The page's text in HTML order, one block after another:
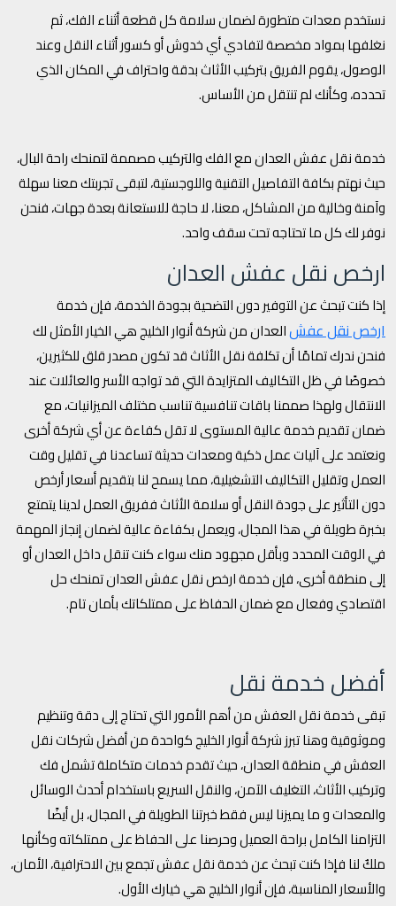
نستخدم معدات متطورة لضمان سلامة كل قطعة أثناء الفك، ثم
نغلفها بمواد مخصصة لتفادي أي خدوش أو كسور أثناء النقل وعند
الوصول، يقوم الفريق بتركيب الأثاث بدقة واحتراف في المكان الذي
تحدده، وكأنك لم تنتقل من الأساس.
خدمة نقل عفش العدان مع الفك والتركيب مصممة لتمنحك راحة البال،
حيث نهتم بكافة التفاصيل التقنية واللوجستية، لتبقى تجربتك معنا سهلة
وآمنة وخالية من المشاكل، معنا، لا حاجة للاستعانة بعدة جهات، فنحن
نوفر لك كل ما تحتاجه تحت سقف واحد.
ارخص نقل عفش العدان
إذا كنت تبحث عن التوفير دون التضحية بجودة الخدمة، فإن خدمة
ارخص نقل عفشالعدان من شركة أنوار الخليج هي الخيار الأمثل لك
فنحن ندرك تمامًا أن تكلفة نقل الأثاث قد تكون مصدر قلق للكثيرين،
خصوصًا في ظل التكاليف المتزايدة التي قد تواجه الأسر والعائلات عند
الانتقال ولهذا صممنا باقات تنافسية تناسب مختلف الميزانيات، مع
ضمان تقديم خدمة عالية المستوى لا تقل كفاءة عن أي شركة أخرى
ونعتمد على آليات عمل ذكية ومعدات حديثة تساعدنا في تقليل وقت
العمل وتقليل التكاليف التشغيلية، مما يسمح لنا بتقديم أسعار أرخص
دون التأثير على جودة النقل أو سلامة الأثاث ففريق العمل لدينا يتمتع
بخبرة طويلة في هذا المجال، ويعمل بكفاءة عالية لضمان إنجاز المهمة
في الوقت المحدد وبأقل مجهود منك سواء كنت تنقل داخل العدان أو
إلى منطقة أخرى، فإن خدمة ارخص نقل عفش العدان تمنحك حل
اقتصادي وفعال مع ضمان الحفاظ على ممتلكاتك بأمان تام.
أفضل خدمة نقل
تبقى خدمة نقل العفش من أهم الأمور التي تحتاج إلى دقة وتنظيم
وموثوقية وهنا تبرز شركة أنوار الخليج كواحدة من أفضل شركات نقل
العفش في منطقة العدان، حيث تقدم خدمات متكاملة تشمل فك
وتركيب الأثاث، التغليف الآمن، والنقل السريع باستخدام أحدث الوسائل
والمعدات و ما يميزنا ليس فقط خبرتنا الطويلة في المجال، بل أيضًا
التزامنا الكامل براحة العميل وحرصنا على الحفاظ على ممتلكاته وكأنها
ملكٌ لنا فإذا كنت تبحث عن خدمة نقل عفش تجمع بين الاحترافية، الأمان،
والأسعار المناسبة، فإن أنوار الخليج هي خيارك الأول.